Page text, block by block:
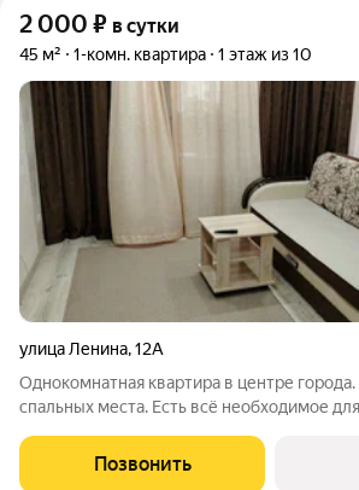
2 000 ₽ в сутки
45 м² 1-комн. квартира 1 этаж из 10
улица Ленина,12А
Однокомнатная квартира в центре
спальных места. Есть всё необходимое
не сдаётся для вечеринок и лицам младше
Предоставляются отчетные
Позвонить